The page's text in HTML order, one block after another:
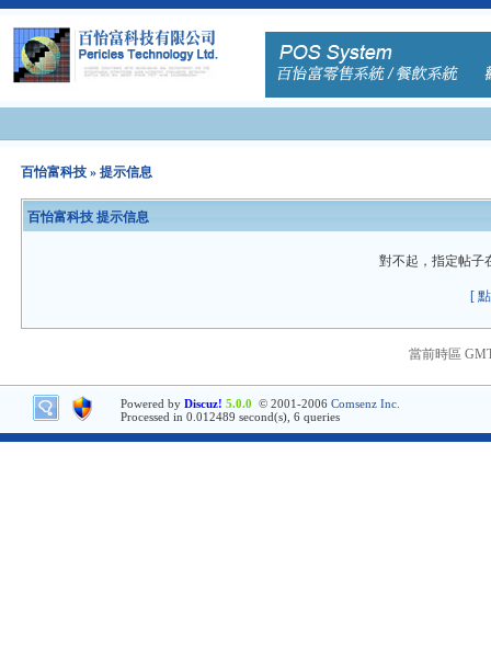
百怡富科技 » 提示信息
百怡富科技 提示信息
對不起，指定帖子
[
當前時區
Powered by Discuz! 5.0.0 © 2001-2006 Comsenz Inc.
Processed in 0.012489 second(s), 6 queries